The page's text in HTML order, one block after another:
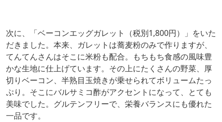
次に、「ベーコンエッグガレット（税別1,800円）」をいた
だきました。本来、ガレットは蕎麦粉のみで作りますが、
てんてんさんはそこに米粉も配合。もちもち食感の風味豊
かな生地に仕上げています。その上にたくさんの野菜、厚
切りベーコン、半熟目玉焼きが乗せられてボリュームたっ
ぷり。そこにバルサミコ酢がアクセントになって、とても
美味でした。グルテンフリーで、栄養バランスにも優れた
一品です。